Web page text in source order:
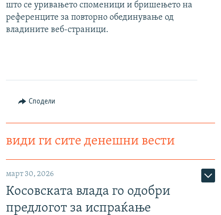
што се уривањето споменици и бришењето на
референците за повторно обединување од
владините веб-страници.
Сподели
види ги сите денешни вести
март 30, 2026
Косовската влада го одобри
предлогот за испраќање